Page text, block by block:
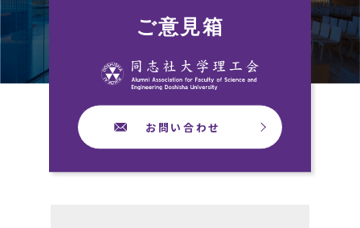
ご意見箱
お問い合わせ